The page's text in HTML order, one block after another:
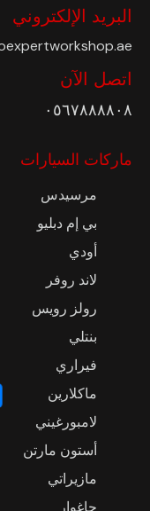
البريد الإلكتروني
اتصل الآن
٠٥٦٧٨٨٨٨٠٨
ماركات السيارات
مرسيدس
بي إم دبليو
أودي
لاند روفر
رولز رويس
بنتلي
فيراري
ماكلارين
لامبورغيني
أستون مارتن
مازيراتي
جاغوار